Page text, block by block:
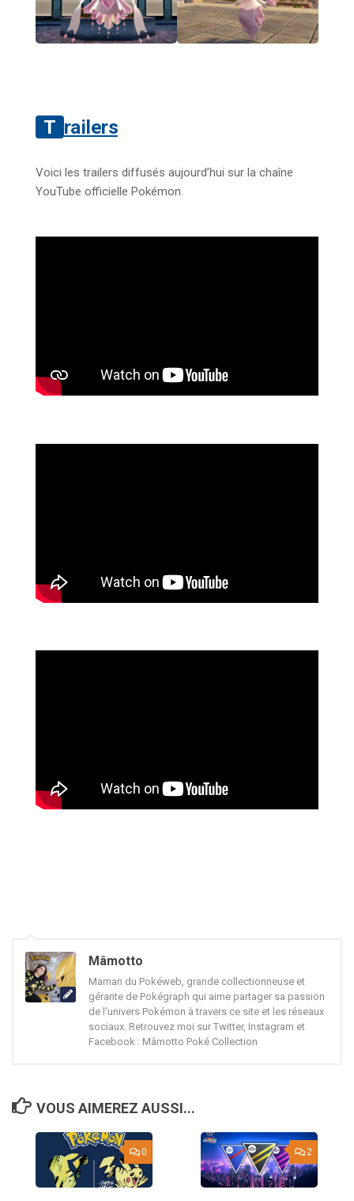
Trailers
Voici les trailers diffusés aujourd’hui sur la chaîne
YouTube officielle Pokémon.
Mâmotto
Maman du Pokéweb, grande collectionneuse et
gérante de Pokégraph qui aime partager sa passion
de l'univers Pokémon à travers ce site et les réseaux
sociaux. Retrouvez moi sur Twitter, Instagram et
Facebook : Mâmotto Poké Collection
VOUS AIMEREZ AUSSI...
0 2